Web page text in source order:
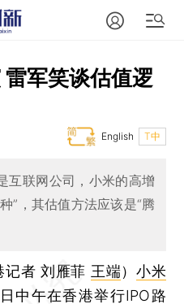
军笑谈估值逻
T中
English
互联网公司，小米的高增
”，其估值方法应该是“腾
记者 刘雁菲 王端） 小米
中午在香港举行IPO路